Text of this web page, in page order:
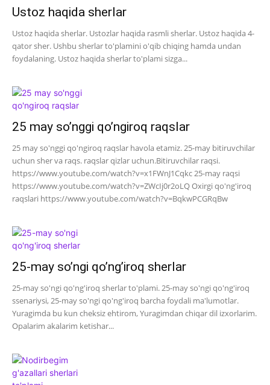
Ustoz haqida sherlar
Ustoz haqida sherlar. Ustozlar haqida rasmli sherlar. Ustoz haqida 4-
qator sher. Ushbu sherlar to'plamini o'qib chiqing hamda undan
foydalaning. Ustoz haqida sherlar to'plami sizga...
25 may so’nggi qo’ngiroq raqslar
25 may so'nggi qo'ngiroq raqslar havola etamiz. 25-may bitiruvchilar
uchun sher va raqs. raqslar qizlar uchun.Bitiruvchilar raqsi.
https://www.youtube.com/watch?v=x1FWnJ1Cqkc 25-may raqsi
https://www.youtube.com/watch?v=ZWcIj0r2oLQ Oxirgi qo'ng'iroq
raqslari https://www.youtube.com/watch?v=BqkwPCGRqBw
25-may so’ngi qo’ng’iroq sherlar
25-may so'ngi qo'ng'iroq sherlar to'plami. 25-may so'ngi qo'ng'iroq
ssenariysi, 25-may so'ngi qo'ng'iroq barcha foydali ma'lumotlar.
Yuragimda bu kun cheksiz ehtirom, Yuragimdan chiqar dil izxorlarim.
Opalarim akalarim ketishar...